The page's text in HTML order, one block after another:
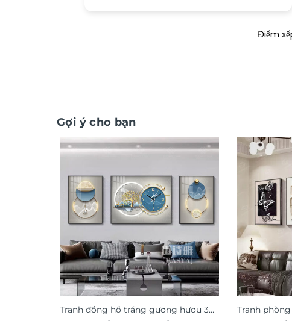
Điểm
Gợi ý cho bạn
Tranh đồng hồ tráng gương hươu 3D
Tranh